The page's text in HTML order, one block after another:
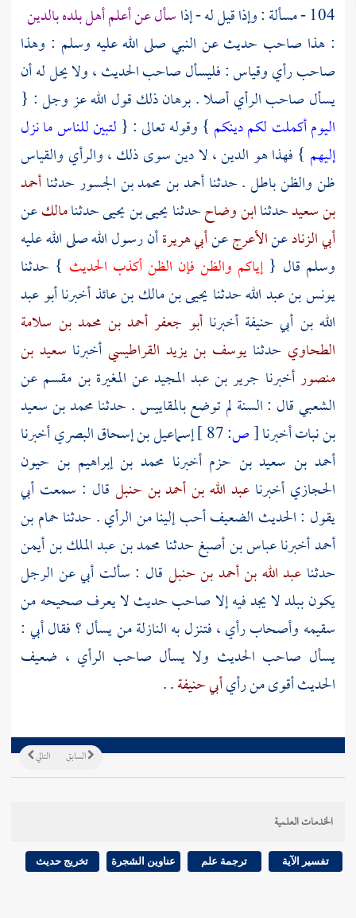
104 - مسألة : وإذا قيل له - إذا
سأل عن أعلم أهل بلده بالدين
: هذا صاحب حديث عن النبي صلى الله عليه وسلم : وهذا
صاحب رأي وقياس : فليسأل صاحب الحديث ، ولا يحل له أن
يسأل صاحب الرأي أصلا . برهان ذلك قول الله عز وجل : {
اليوم أكملت لكم دينكم } وقوله تعالى : { لتبين للناس ما نزل
إليهم } فهذا هو الدين ، لا دين سوى ذلك ، والرأي والقياس
ظن والظن باطل . حدثناأحمد بن محمد بن الجسورحدثناأحمد
بن سعيدحدثناابن وضاححدثنايحيى بن يحيىحدثنامالكعن
أبي الزنادعنالأعرجعنأبي هريرةأن رسول الله صلى الله عليه
وسلم قال {إياكم والظن فإن الظن أكذب الحديث } حدثنا
يونس بن عبد اللهحدثنا يحيى بن مالك بن عائذأخبرناأبو عبد
الله بن أبي حنيفةأخبرناأبو جعفر أحمد بن محمد بن سلامة
الطحاوي حدثنايوسف بن يزيد القراطيسي أخبرنا سعيد بن
منصورأخبرنا جرير بن عبد المجيدعن المغيرة بن مقسم عن
الشعبيقال : السنة لم توضع بالمقاييس . حدثنامحمد بن سعيد
بن نباتأخبرنا[ص: إسماعيل بن إسحاق البصريأخبرنا
أحمد بن سعيد بن حزمأخبرنا محمد بن إبراهيم بن حيون
الحجازيأخبرنا عبد الله بن أحمد بن حنبل قال : سمعت أبي
يقول : الحديث الضعيف أحب إلينا من الرأي . حدثناحمام بن
أحمدأخبرناعباس بن أصبغحدثنا محمد بن عبد الملك بن أيمن
حدثنا عبد الله بن أحمد بن حنبل قال : سألت أبي عن الرجل
يكون ببلد لا يجد فيه إلا صاحب حديث لا يعرف صحيحه من
سقيمه وأصحاب رأي ، فتنزل به النازلة من يسأل ؟ فقال أبي :
يسأل صاحب الحديث ولا يسأل صاحب الرأي ، ضعيف
الحديث أقوى من رأيأبي حنيفة. .
التالي السابق
الخدمات العلمية
تفسير الآية ترجمة علم عناوين الشجرة تخريج حديث